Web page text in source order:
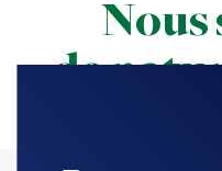
Nous
de